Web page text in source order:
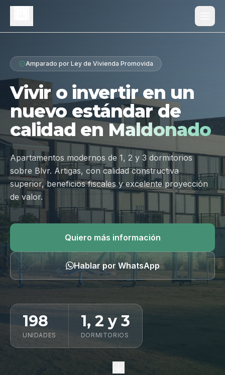
Proyecto
Diferenciales
Tipologías
Galería
Ubicación
Contacto
Hablar por WhatsApp
Amparado por Ley de Vivienda Promovida
Vivir o invertir en un
nuevo estándar de
calidad en Maldonado
Apartamentos modernos de 1, 2 y 3 dormitorios
sobre Blvr. Artigas, con calidad constructiva
superior, beneficios fiscales y excelente proyección
de valor.
Quiero más información
Hablar por WhatsApp
198
UNIDADES
1, 2 y 3
DORMITORIOS